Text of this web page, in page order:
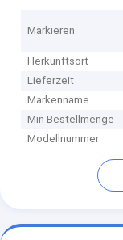
Markieren
Herkunftsort
Lieferzeit
Markenname
Min Bestellmenge
Modellnummer